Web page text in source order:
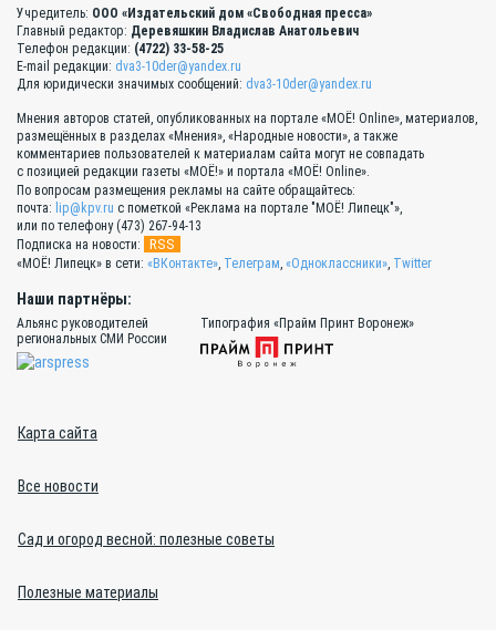
Учредитель: ООО «Издательский дом «Свободная пресса»
Главный редактор: Деревяшкин Владислав Анатольевич
Телефон редакции: (4722) 33-58-25
E-mail редакции: dva3-10der@yandex.ru
Для юридически значимых сообщений: dva3-10der@yandex.ru
Мнения авторов статей, опубликованных на портале «МОЁ! Online», материалов,
размещённых в разделах «Мнения», «Народные новости», а также
комментариев пользователей к материалам сайта могут не совпадать
с позицией редакции газеты «МОЁ!» и портала «МОЁ! Online».
По вопросам размещения рекламы на сайте обращайтесь:
почта: lip@kpv.ru с пометкой «Реклама на портале "МОЁ! Липецк"»,
или по телефону (473) 267-94-13
Подписка на новости:
RSS
«МОЁ! Липецк» в сети: «ВКонтакте» Телеграм «Одноклассники» Twitter
Наши партнёры:
Альянс руководителей
региональных СМИ России
Типография «Прайм Принт Воронеж»
Карта сайта
Все новости
Сад и огород весной: полезные советы
Полезные материалы